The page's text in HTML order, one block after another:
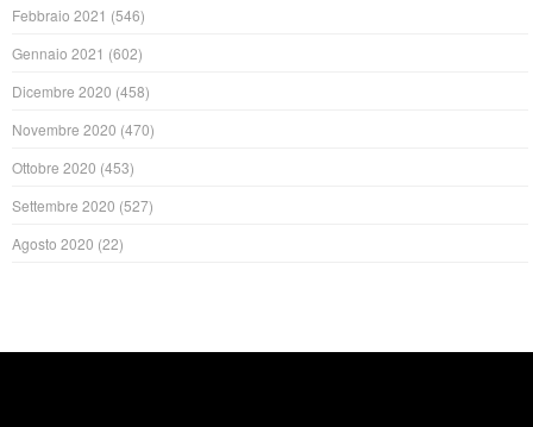
Febbraio 2021 (546)
Gennaio 2021 (602)
Dicembre 2020 (458)
Novembre 2020 (470)
Ottobre 2020 (453)
Settembre 2020 (527)
Agosto 2020 (22)